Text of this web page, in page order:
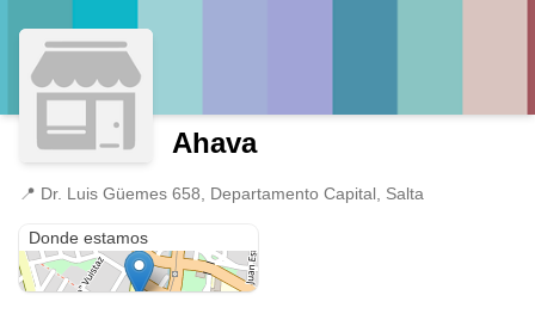
Ahava
📍 Dr. Luis Güemes 658, Departamento Capital, Salta
Donde estamos